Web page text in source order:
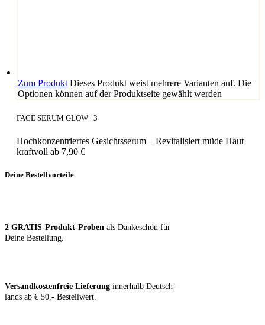
Zum Produkt Dieses Produkt weist mehrere Varianten auf. Die
Optionen können auf der Produktseite gewählt werden
FACE SERUM GLOW | 3
Hochkonzentriertes Gesichtsserum – Revitalisiert müde Haut
kraftvoll ab 7,90 €
Deine Bestellvorteile
2 GRA­TIS-Pro­dukt-Pro­ben als Dan­ke­schön für
Dei­ne Bestellung.
Ver­sand­kos­ten­freie Lie­fe­rung inner­halb Deutsch­
lands ab € 50,- Bestellwert.